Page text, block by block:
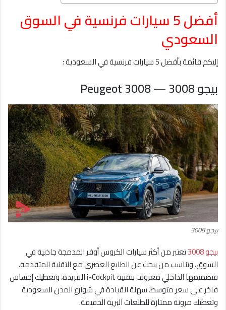
أفضل 5 سيارات فرنسية في السوق
السعودي
إليكم قائمة بأفضل 5 سيارات فرنسية في السعودية :
بيجو 3008 — Peugeot 3008
بيجو 3008
بيجو 3008
تعتبر من أكثر سيارات الكروس أوفر المدمجة جاذبية في
السوق، وتناسب من يبحث عن الطابع العصري مع التقنية المتقدمة،
فتصميمها الداخلي معروف بتقنية i-Cockpit الفريدة، وتعطيك إحساس
فاخر على سعر متوسط. سهلة القيادة في شوارع المدن السعودية
وتعطيك مرونة ممتازة للطلعات البرية الخفيفة.